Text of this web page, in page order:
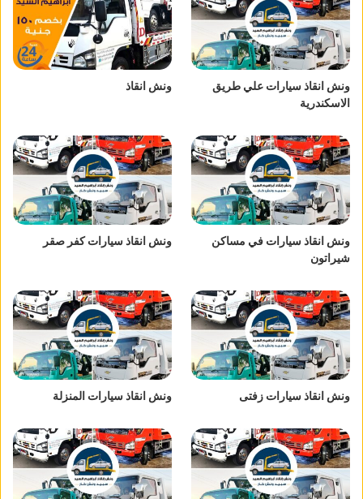
ونش انقاذ سيارات علي طريق
الاسكندرية
ونش انقاذ
ونش انقاذ سيارات في مساكن
شيراتون
ونش انقاذ سيارات كفر صقر
ونش انقاذ سيارات زفتى ونش انقاذ سيارات المنزلة